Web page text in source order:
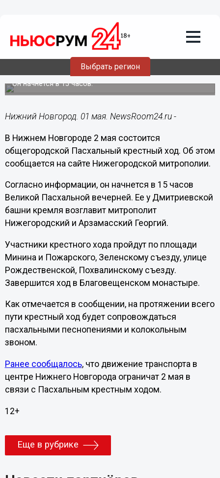
Выбрать регион
01.05.202109:34
Пасхальный крестный ход состоится в
Нижнем Новгороде 2 мая
Он начнется в 15 часов.
Нижний Новгород. 01 мая. NewsRoom24.ru -
В Нижнем Новгороде 2 мая состоится
общегородской Пасхальный крестный ход. Об этом
сообщается на сайте Нижегородской митрополии.
Согласно информации, он начнется в 15 часов
Великой Пасхальной вечерней. Ее у Дмитриевской
башни кремля возглавит митрополит
Нижегородский и Арзамасский Георгий.
Участники крестного хода пройдут по площади
Минина и Пожарского, Зеленскому съезду, улице
Рождественской, Похвалинскому съезду.
Завершится ход в Благовещенском монастыре.
Как отмечается в сообщении, на протяжении всего
пути крестный ход будет сопровождаться
пасхальными песнопениями и колокольным
звоном.
Ранее сообщалось, что движение транспорта в
центре Нижнего Новгорода ограничат 2 мая в
связи с Пасхальным крестным ходом.
12+
Еще в рубрике